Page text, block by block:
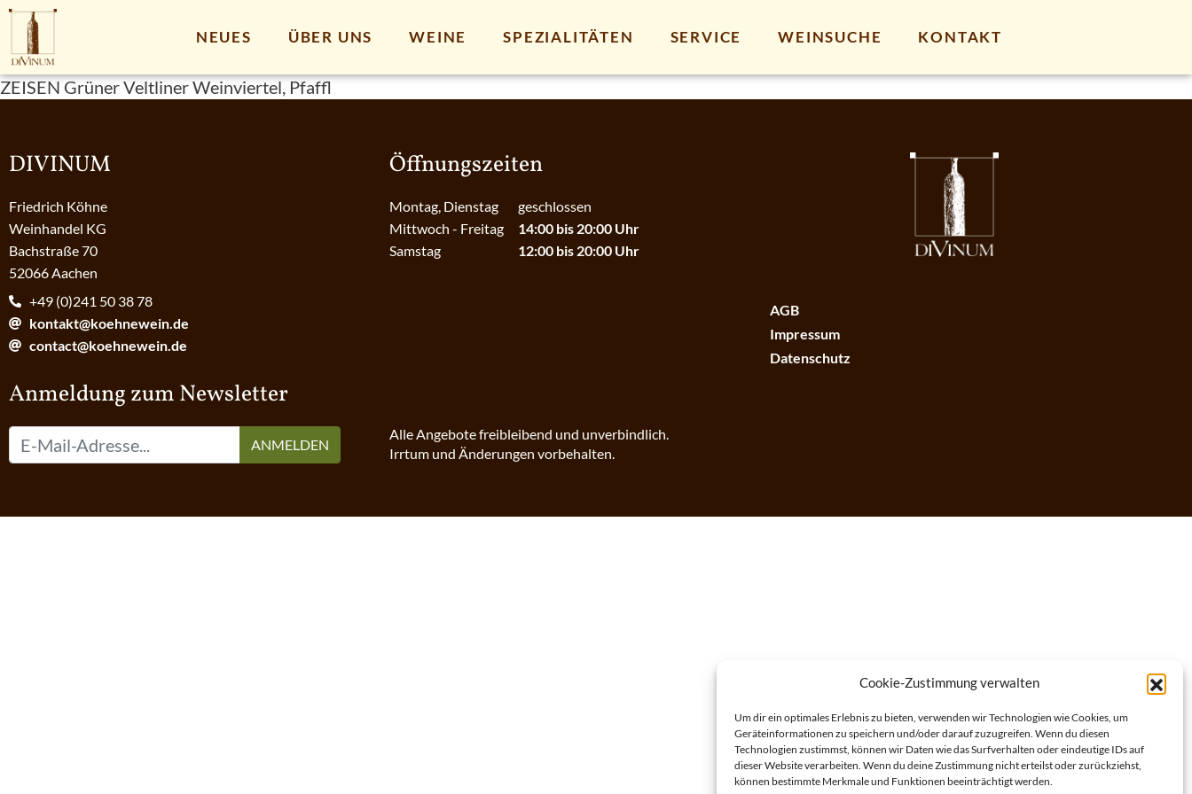
Cookie-Zustimmung verwalten
Um dir ein optimales Erlebnis zu bieten, verwenden wir Technologien wie Cookies, um
Geräteinformationen zu speichern und/oder darauf zuzugreifen. Wenn du diesen
Technologien zustimmst, können wir Daten wie das Surfverhalten oder eindeutige IDs auf
dieser Website verarbeiten. Wenn du deine Zustimmung nicht erteilst oder zurückziehst,
können bestimmte Merkmale und Funktionen beeinträchtigt werden.
NEUES ÜBER UNS WEINE SPEZIALITÄTEN SERVICE WEINSUCHE KONTAKT
ZEISEN Grüner Veltliner Weinviertel, Pfaffl
DIVINUM
Friedrich Köhne
Weinhandel KG
Bachstraße 70
52066 Aachen
Öffnungszeiten
Montag, Dienstag
Mittwoch - Freitag
Samstag
geschlossen
14:00 bis 20:00 Uhr
12:00 bis 20:00 Uhr
+49 (0)241 50 38 78
kontakt@koehnewein.de
contact@koehnewein.de
Anmeldung zum Newsletter
ANMELDEN
Alle Angebote freibleibend und unverbindlich.
Irrtum und Änderungen vorbehalten.
AGB
Impressum
Datenschutz